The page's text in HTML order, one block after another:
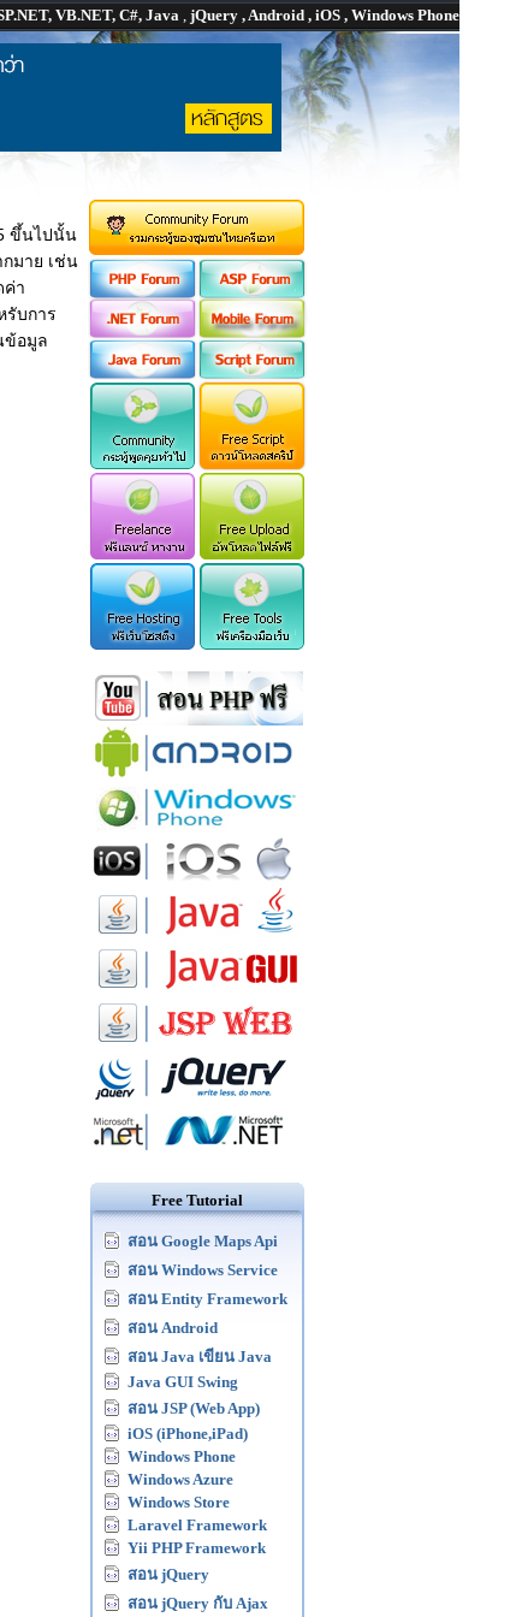
VB.NET, C#, Java , jQuery , Android , iOS , Windows Phone
ขึ้นไปนั้น
มาย เช่น
ค่า
รับการ
ข้อมูล
Free Tutorial
สอน Google Maps Api
สอน Windows Service
สอน Entity Framework
สอน Android
สอน Java เขียน Java
Java GUI Swing
สอน JSP (Web App)
iOS (iPhone,iPad)
Windows Phone
Windows Azure
Windows Store
Laravel Framework
Yii PHP Framework
สอน jQuery
สอน jQuery กับ Ajax